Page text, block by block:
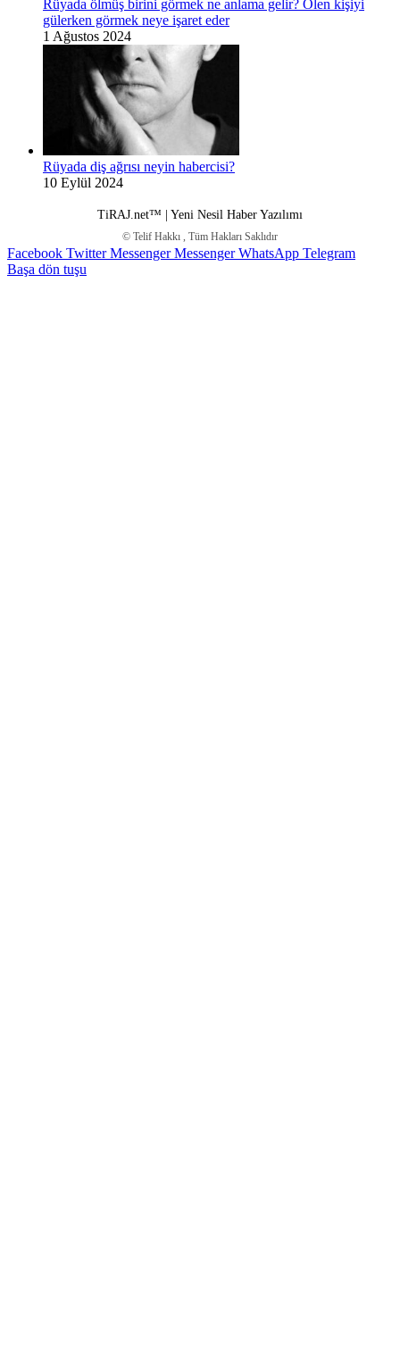
Rüyada ölmüş birini görmek ne anlama gelir? Ölen kişiyi
gülerken görmek neye işaret eder
1 Ağustos 2024
Rüyada diş ağrısı neyin habercisi?
10 Eylül 2024
TiRAJ.net™ | Yeni Nesil Haber Yazılımı
© Telif Hakkı , Tüm Hakları Saklıdır
Facebook Twitter Messenger Messenger WhatsApp Telegram
Başa dön tuşu